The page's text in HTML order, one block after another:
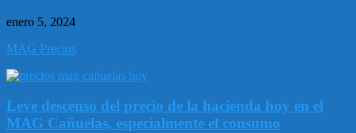
enero 5, 2024
MAG Precios
Leve descenso del precio de la hacienda hoy en el
MAG Cañuelas, especialmente el consumo